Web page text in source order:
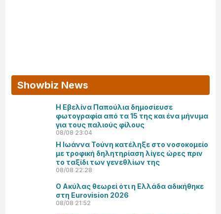
Showbiz News
Η Εβελίνα Παπούλια δημοσίευσε
φωτογραφία από τα 15 της και ένα μήνυμα
για τους παλιούς φίλους
08/08 23:04
Η Ιωάννα Τούνη κατέληξε στο νοσοκομείο
με τροφική δηλητηρίαση λίγες ώρες πριν
το ταξίδι των γενεθλίων της
08/08 22:28
Ο Ακύλας θεωρεί ότι η Ελλάδα αδικήθηκε
στη Eurovision 2026
08/08 21:52